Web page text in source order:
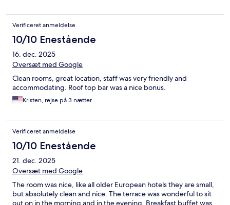
Verificeret anmeldelse
10/10 Enestående
16. dec. 2025
Oversæt med Google
Clean rooms, great location, staff was very friendly and
accommodating. Roof top bar was a nice bonus.
Kristen, rejse på 3 nætter
Verificeret anmeldelse
10/10 Enestående
21. dec. 2025
Oversæt med Google
The room was nice, like all older European hotels they are small,
but absolutely clean and nice. The terrace was wonderful to sit
out on in the morning and in the evening. Breakfast buffet was